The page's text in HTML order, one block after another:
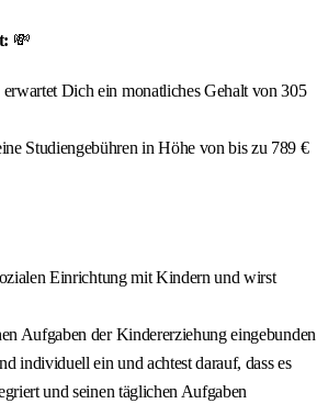
💸
erwartet Dich ein monatliches Gehalt von 305
Studiengebühren in Höhe von bis zu 789 €
Einrichtung mit Kindern und wirst
Aufgaben der Kindererziehung eingebunden
individuell ein und achtest darauf, dass es
und seinen täglichen Aufgaben